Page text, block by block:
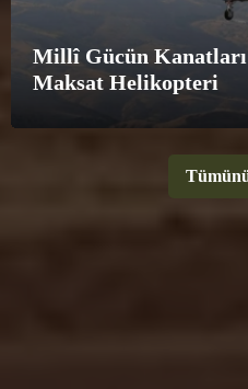
Türkiye’nin Yeni Nesil
PARS Serisi